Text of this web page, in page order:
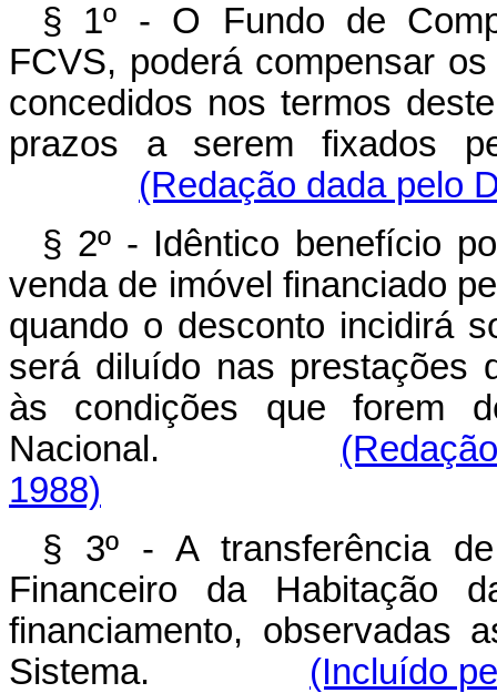
§ 1º - O Fundo de
FCVS, poderá compensar
concedidos nos termos
prazos a serem fixados
(Redação dada pelo
§ 2º - Idêntico benefício
venda de imóvel financiado
quando o desconto incidirá
será diluído nas prestações
às condições que forem
Nacional.
1988)
§ 3º - A transferência
Financeiro da Habitação
financiamento, observadas
Sistema. (Incluído